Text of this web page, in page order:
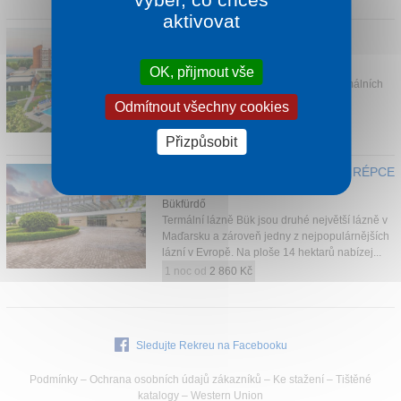
Hotel s výhledem na Alpy se nachází v
poklidném prostředí, cca 200 m od termálních
lázní.
1 noc od2 280 Kč
HUNGUEST BÜK WEST (HOTEL RÉPCE
Bükfürdő
Termální lázně Bük jsou druhé největší lázně v
Maďarsku a zároveň jedny z nejpopulárnějších
lázní v Evropě. Na ploše 14 hektarů nabízej...
1 noc od 2 860 Kč
Sledujte Rekreu na Facebooku
Podmínky – Ochrana osobních údajů zákazníků – Ke stažení – Tištěné
katalogy – Western Union
aktivovat
OK, přijmout vše
Odmítnout všechny cookies
Přizpůsobit